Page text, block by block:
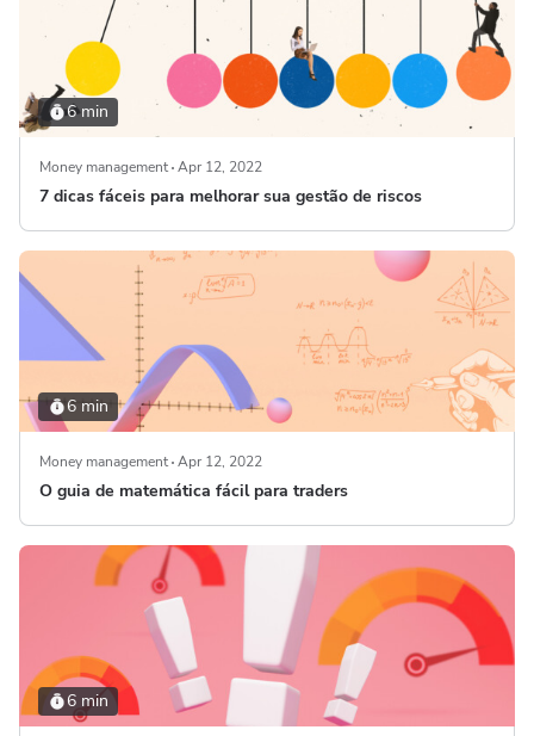
6 min
Money management Apr 12, 2022
7 dicas fáceis para melhorar sua gestão de riscos
6 min
Money management Apr 12, 2022
O guia de matemática fácil para traders
6 min